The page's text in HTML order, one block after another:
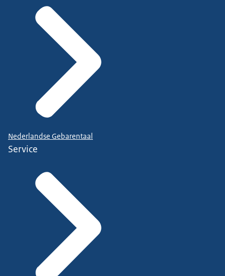
Nederlandse Gebarentaal
Service